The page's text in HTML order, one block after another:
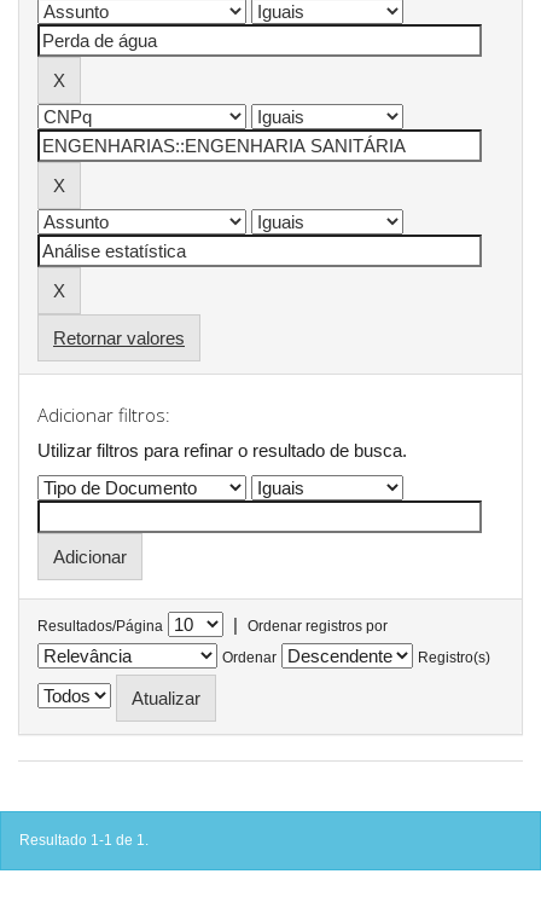
Retornar valores
Adicionar filtros:
Utilizar filtros para refinar o resultado de busca.
Resultados/Página |
Ordenar registros por
Ordenar
Registro(s)
Resultado 1-1 de 1.